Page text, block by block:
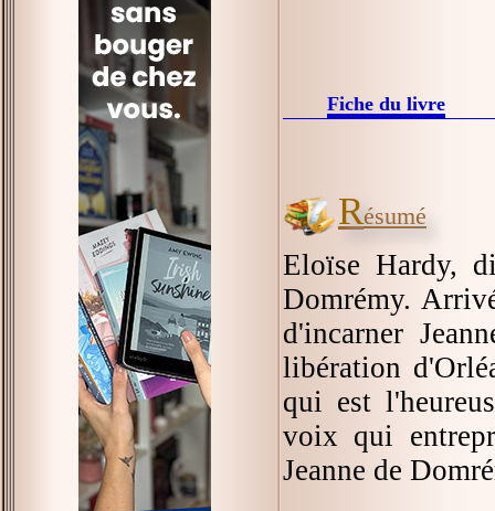
Fiche du livre
Résumé
Eloïse Hardy,
Domrémy.
d'incarner
libération
qui est
voix qui
Jeanne de